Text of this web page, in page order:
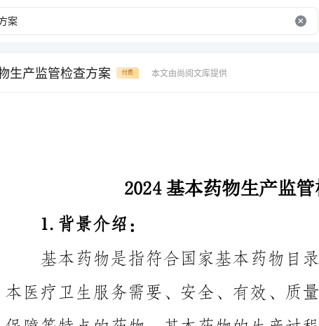
生产监管检查方案 付费 本文由尚阅文库提供
量可靠、合规生产。
2.目的和意义：